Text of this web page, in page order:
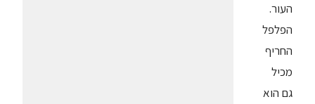
העור.
הפלפל
החריף
מכיל
גם הוא